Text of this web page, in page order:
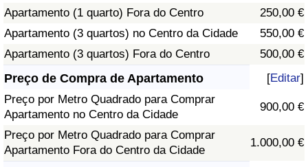
Apartamento (1 quarto) Fora do Centro
250,00 €
Apartamento (3 quartos) no Centro da Cidade
550,00 €
Apartamento (3 quartos) Fora do Centro
500,00 €
Preço de Compra de Apartamento [Editar]
Preço por Metro Quadrado para Comprar
Apartamento no Centro da Cidade
900,00 €
Preço por Metro Quadrado para Comprar
Apartamento Fora do Centro da Cidade
1.000,00 €